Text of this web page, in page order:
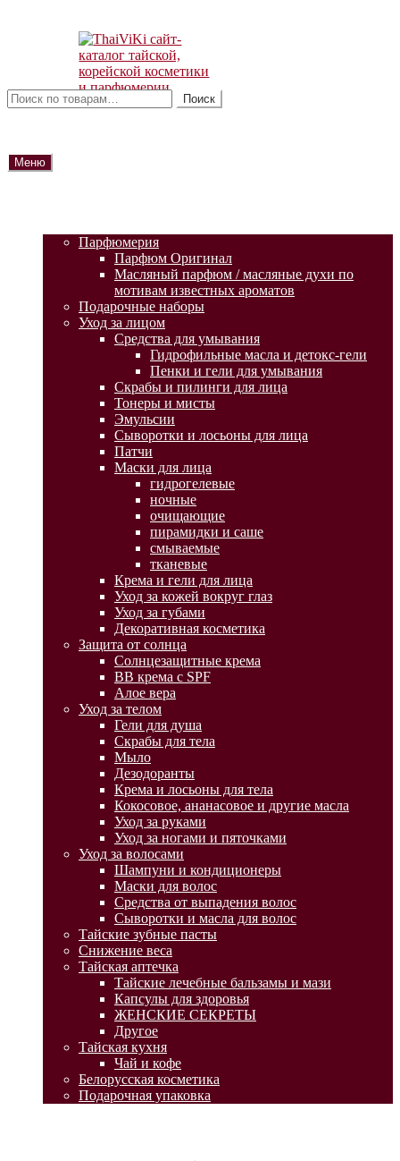
содержимому
Искать:
Поиск
Меню
Парфюмерия
Парфюм Оригинал
Масляный парфюм / масляные духи по
мотивам известных ароматов
Подарочные наборы
Уход за лицом
Средства для умывания
Гидрофильные масла и детокс-гели
Пенки и гели для умывания
Скрабы и пилинги для лица
Тонеры и мисты
Эмульсии
Сыворотки и лосьоны для лица
Патчи
Маски для лица
гидрогелевые
ночные
очищающие
пирамидки и саше
смываемые
тканевые
Крема и гели для лица
Уход за кожей вокруг глаз
Уход за губами
Декоративная косметика
Защита от солнца
Солнцезащитные крема
BB крема с SPF
Алое вера
Уход за телом
Гели для душа
Скрабы для тела
Мыло
Дезодоранты
Крема и лосьоны для тела
Кокосовое, ананасовое и другие масла
Уход за руками
Уход за ногами и пяточками
Уход за волосами
Шампуни и кондиционеры
Маски для волос
Средства от выпадения волос
Сыворотки и масла для волос
Тайские зубные пасты
Снижение веса
Тайская аптечка
Тайские лечебные бальзамы и мази
Капсулы для здоровья
ЖЕНСКИЕ СЕКРЕТЫ
Другое
Тайская кухня
Чай и кофе
Белорусская косметика
Подарочная упаковка